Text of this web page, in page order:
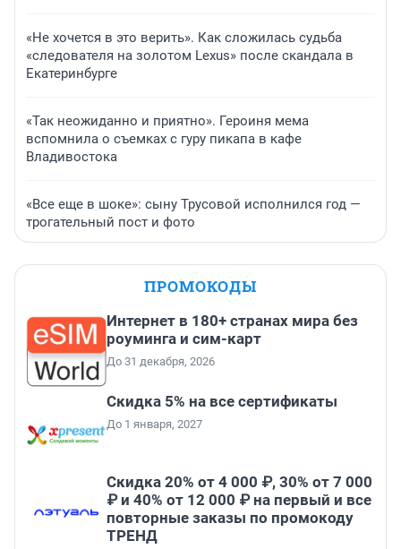
«Не хочется в это верить». Как сложилась судьба
«следователя на золотом Lexus» после скандала в
Екатеринбурге
«Так неожиданно и приятно». Героиня мема
вспомнила о съемках с гуру пикапа в кафе
Владивостока
«Все еще в шоке»: сыну Трусовой исполнился год —
трогательный пост и фото
ПРОМОКОДЫ
Интернет в 180+ странах мира без
роуминга и сим-карт
До 31 декабря, 2026
Скидка 5% на все сертификаты
До 1 января, 2027
Скидка 20% от 4 000 ₽, 30% от 7 000
₽ и 40% от 12 000 ₽ на первый и все
повторные заказы по промокоду
ТРЕНД